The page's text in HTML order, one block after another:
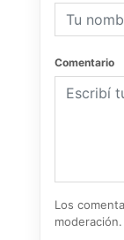
Comentario
Los
moderación.